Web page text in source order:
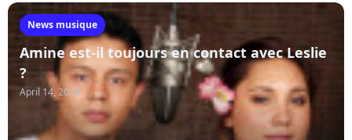
News musique
Amine est-il toujours en contact avec Leslie
?
April 14, 2024